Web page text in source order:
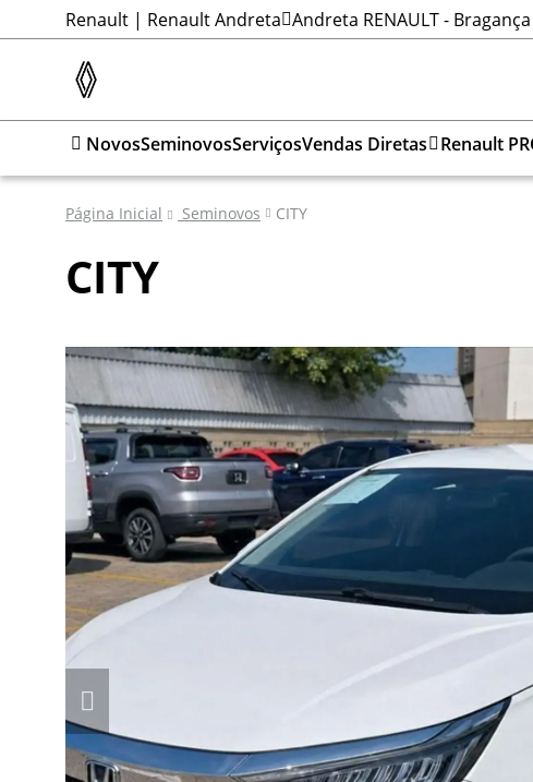
Renault | Renault Andreta Andreta RENAULT -
NovosSeminovosServiçosVendas Diretas Renault
Página Inicial Seminovos CITY
CITY